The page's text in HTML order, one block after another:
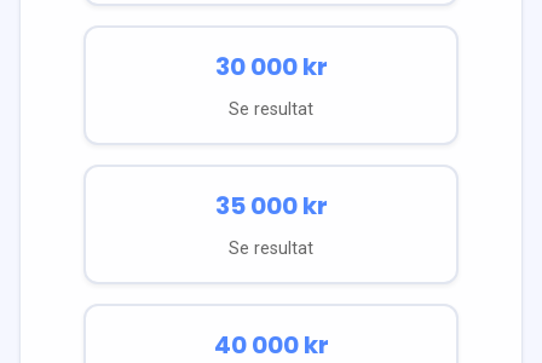
30 000kr
Se resultat
35 000kr
Se resultat
40 000kr